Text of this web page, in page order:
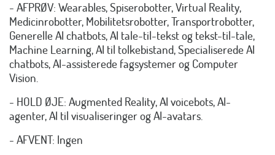
- AFPRØV: Wearables, Spiserobotter, Virtual Reality,
Medicinrobotter, Mobilitetsrobotter, Transportrobotter,
Generelle AI chatbots, AI tale-til-tekst og tekst-til-tale,
Machine Learning, AI til tolkebistand, Specialiserede AI
chatbots, AI-assisterede fagsystemer og Computer
Vision.
- HOLD ØJE: Augmented Reality, AI voicebots, AI-
agenter, AI til visualiseringer og AI-avatars.
- AFVENT: Ingen